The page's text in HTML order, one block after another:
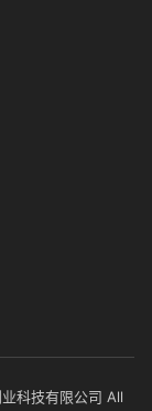
科技有限公司 All